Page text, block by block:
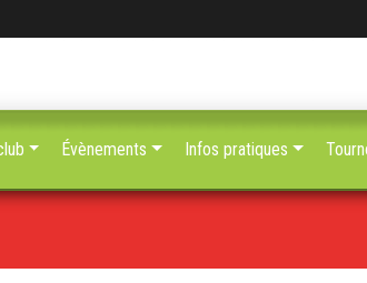
Évènements Infos pratiques